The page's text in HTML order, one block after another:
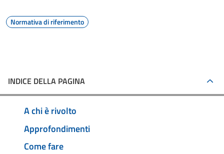
Normativa di riferimento
INDICE DELLA PAGINA
A chi è rivolto
Approfondimenti
Come fare